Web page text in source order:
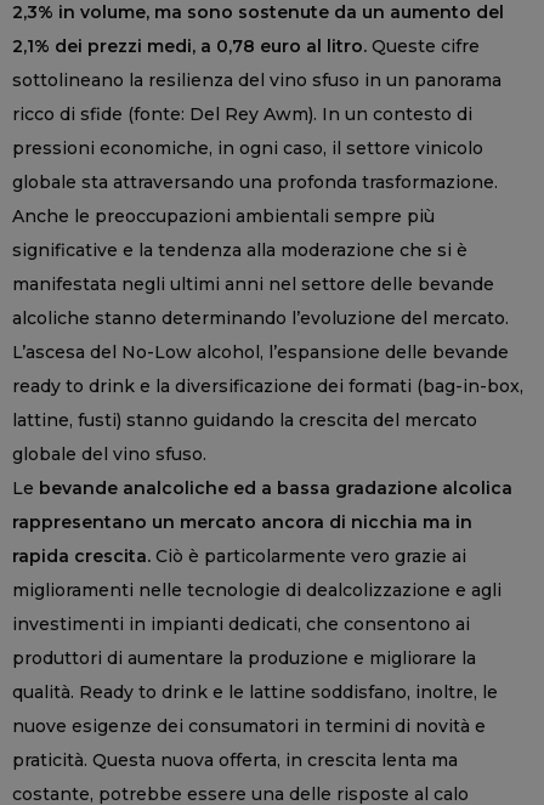
2,3% in volume, ma sono sostenute da un aumento del
2,1% dei prezzi medi, a 0,78 euro al litro. Queste cifre
sottolineano la resilienza del vino sfuso in un panorama
ricco di sfide (fonte: Del Rey Awm). In un contesto di
pressioni economiche, in ogni caso, il settore vinicolo
globale sta attraversando una profonda trasformazione.
Anche le preoccupazioni ambientali sempre più
significative e la tendenza alla moderazione che si è
manifestata negli ultimi anni nel settore delle bevande
alcoliche stanno determinando l’evoluzione del mercato.
L’ascesa del No-Low alcohol, l’espansione delle bevande
ready to drink e la diversificazione dei formati (bag-in-box,
lattine, fusti) stanno guidando la crescita del mercato
globale del vino sfuso.
Le bevande analcoliche ed a bassa gradazione alcolica
rappresentano un mercato ancora di nicchia ma in
rapida crescita. Ciò è particolarmente vero grazie ai
miglioramenti nelle tecnologie di dealcolizzazione e agli
investimenti in impianti dedicati, che consentono ai
produttori di aumentare la produzione e migliorare la
qualità. Ready to drink e le lattine soddisfano, inoltre, le
nuove esigenze dei consumatori in termini di novità e
praticità. Questa nuova offerta, in crescita lenta ma
costante, potrebbe essere una delle risposte al calo